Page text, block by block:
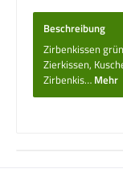
Beschreibung
Zirbenkissen
Zierkissen,
Zirbenkis… Mehr